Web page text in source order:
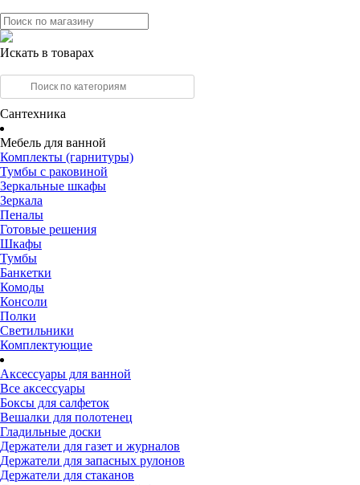
Искать в товарах
Сантехника
Мебель для ванной
Комплекты (гарнитуры)
Тумбы с раковиной
Зеркальные шкафы
Зеркала
Пеналы
Готовые решения
Шкафы
Тумбы
Банкетки
Комоды
Консоли
Полки
Светильники
Комплектующие
Аксессуары для ванной
Все аксессуары
Боксы для салфеток
Вешалки для полотенец
Гладильные доски
Держатели для газет и журналов
Держатели для запасных рулонов
Держатели для стаканов